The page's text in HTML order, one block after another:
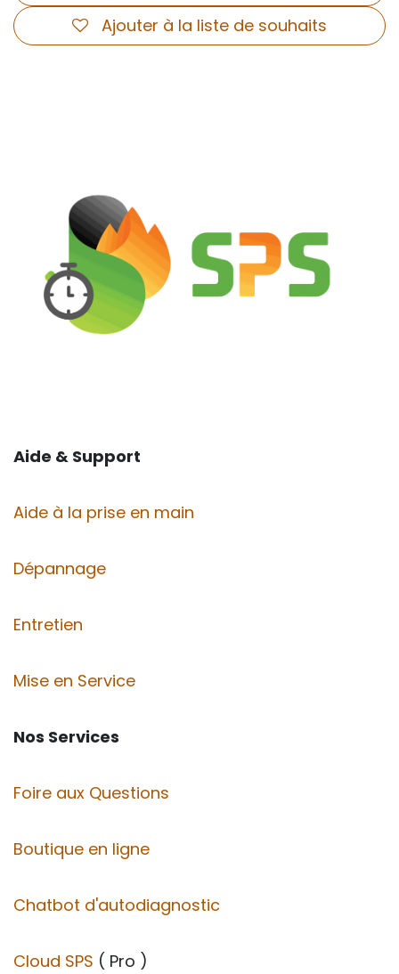
Ajouter à la liste de souhaits
Aide & Support
Aide à la prise en main
Dépannage
Entretien
Mise en Service
Nos Services
Foire aux Questions
Boutique en ligne
Chatbot d'autodiagnostic
Cloud SPS ( Pro )